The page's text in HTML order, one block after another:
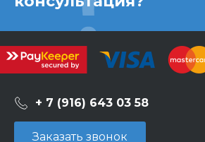
+ 7 (916) 643 03 58
Заказать звонок